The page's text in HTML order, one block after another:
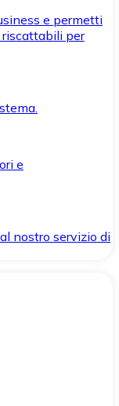
e permetti
riscattabili per
e
nostro servizio di